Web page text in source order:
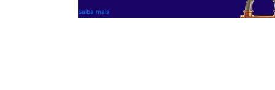
Saiba mais